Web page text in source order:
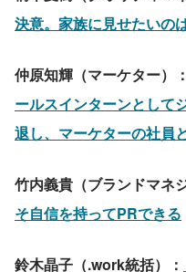
決意。家族に見せたいの
仲原知輝（マーケター）：
ールスインターンとして
退し、マーケターの社員
竹内義貴（ブランドマネ
そ自信を持ってPRできる
鈴木晶子（.work統括）：